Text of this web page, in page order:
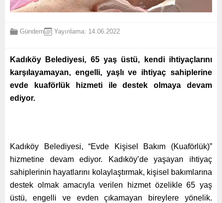
Gündem Yayınlama: 14.06.2022
Kadıköy Belediyesi, 65 yaş üstü, kendi ihtiyaçlarını
karşılayamayan, engelli, yaşlı ve ihtiyaç sahiplerine
evde kuaförlük hizmeti ile destek olmaya devam
ediyor.
Kadıköy Belediyesi, “Evde Kişisel Bakım (Kuaförlük)”
hizmetine devam ediyor. Kadıköy’de yaşayan ihtiyaç
sahiplerinin hayatlarını kolaylaştırmak, kişisel bakımlarına
destek olmak amacıyla verilen hizmet özelikle 65 yaş
üstü, engelli ve evden çıkamayan bireylere yönelik.